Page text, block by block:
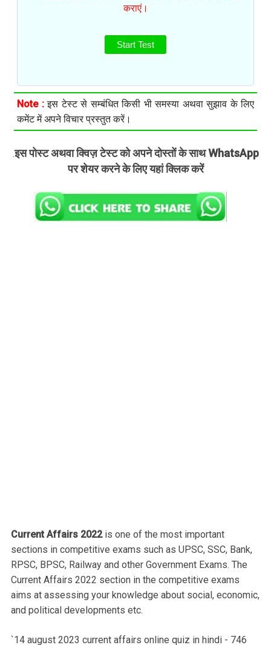
कराएं।
Start Test
Note :इस टेस्ट से सम्बंधित किसी भी समस्या अथवा सुझाव के लिए
कमेंट में अपने विचार प्रस्तुत करें।
.इस पोस्ट अथवा क्विज़ टेस्ट को अपने दोस्तों के साथ WhatsApp
पर शेयर करने के लिए यहां क्लिक करें
Current Affairs 2022is one of the most important
sections in competitive exams such as UPSC, SSC, Bank,
RPSC, BPSC, Railway and other Government Exams. The
Current Affairs 2022 section in the competitive exams
aims at assessing your knowledge about social, economic,
and political developments etc.
`14 august 2023 current affairs online quiz in hindi - 746